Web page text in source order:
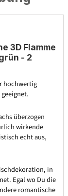
3D Flamme
- 2
hochwertig
überzogen
wirkende
echt aus,
in
Egal wo Du die
romantische